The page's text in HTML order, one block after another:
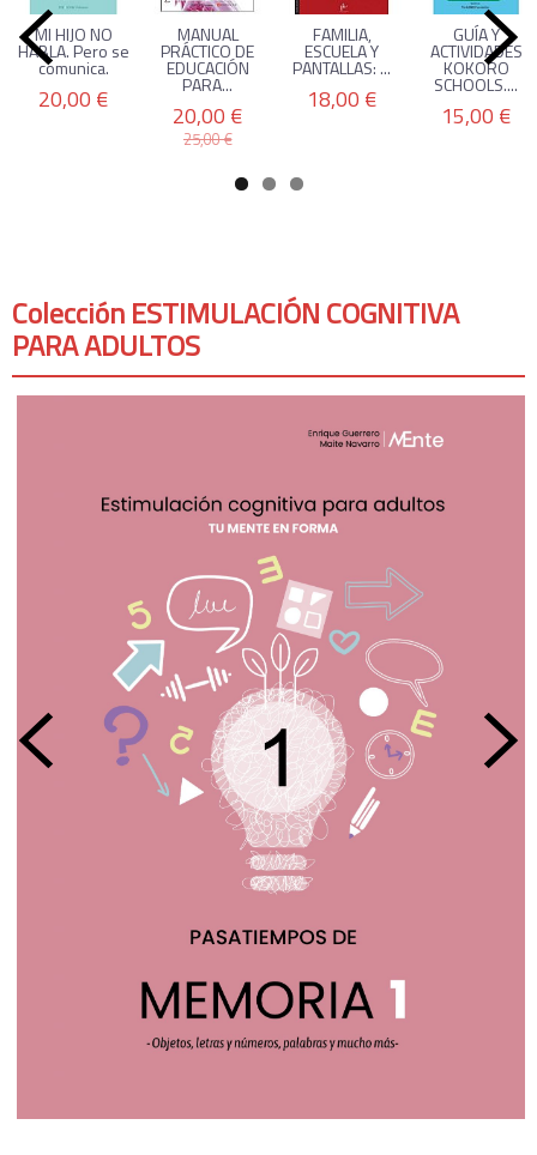
Colección ESTIMULACIÓN COGNITIVA
PARA ADULTOS
MI HIJO NO
HABLA. Pero se
comunica.
20,00 €
MANUAL
PRÁCTICO DE
EDUCACIÓN
PARA...
20,00 €
25,00 €
FAMILIA,
ESCUELA Y
PANTALLAS: ...
18,00 €
GUÍA Y
ACTIVIDADES
KOKORO
SCHOOLS....
15,00 €